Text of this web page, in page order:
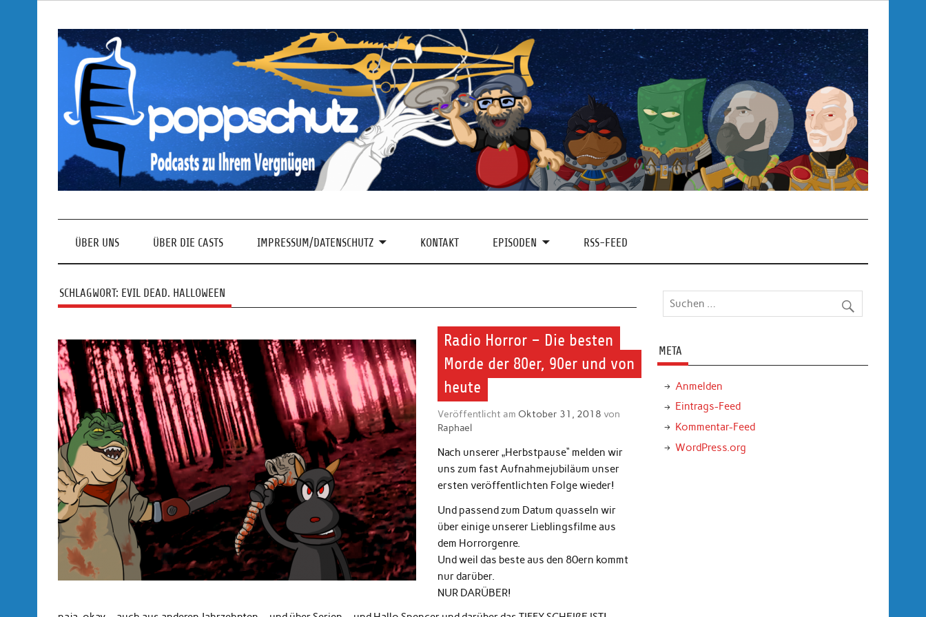
Podcasts zu Ihrem Vergnügen
ÜBER UNS ÜBER DIE CASTS IMPRESSUM/DATENSCHUTZ KONTAKT EPISODEN RSS-FEED
SCHLAGWORT: EVIL DEAD. HALLOWEEN
Radio Horror – Die besten
Morde der 80er, 90er und von
heute
Veröffentlicht am Oktober 31, 2018 von
Raphael
Nach unserer „Herbstpause“ melden wir
uns zum fast Aufnahmejubiläum unser
ersten veröffentlichten Folge wieder!
Und passend zum Datum quasseln wir
über einige unserer Lieblingsfilme aus
dem Horrorgenre.
Und weil das beste aus den 80ern kommt
nur darüber.
NUR DARÜBER!
META
Anmelden
Eintrags-Feed
Kommentar-Feed
WordPress.org